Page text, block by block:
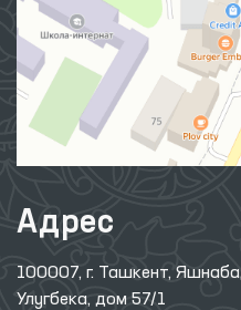
Адрес
100007, г. Ташкент,
Улугбека, дом 57/1